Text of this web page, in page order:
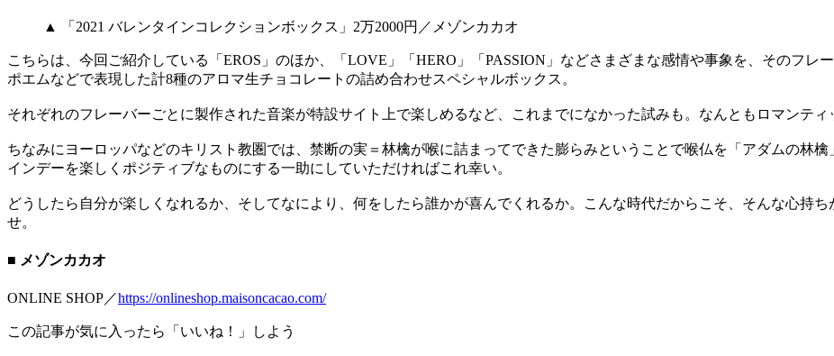
▲ 「2021 バレンタインコレクションボックス」2万2000円／メゾンカカオ
こちらは、今回ご紹介している「EROS」のほか、「LOVE」「HERO」「PASSION」などさまざまな感情や事象を、そのフレ
ポエムなどで表現した計8種のアロマ生チョコレートの詰め合わせスペシャルボックス。
それぞれのフレーバーごとに製作された音楽が特設サイト上で楽しめるなど、これまでになかった試みも。なんともロマンティ
ちなみにヨーロッパなどのキリスト教圏では、禁断の実＝林檎が喉に詰まってできた膨らみということで喉仏を「アダムの林
インデーを楽しくポジティブなものにする一助にしていただければこれ幸い。
どうしたら自分が楽しくなれるか、そしてなにより、何をしたら誰かが喜んでくれるか。こんな時代だからこそ、そんな心持
せ。
■ メゾンカカオ
ONLINE SHOP／https://onlineshop.maisoncacao.com/
この記事が気に入ったら「いいね！」しよう